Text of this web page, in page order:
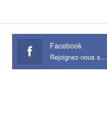
Facebook
Rejoignez-nous sur Facebook